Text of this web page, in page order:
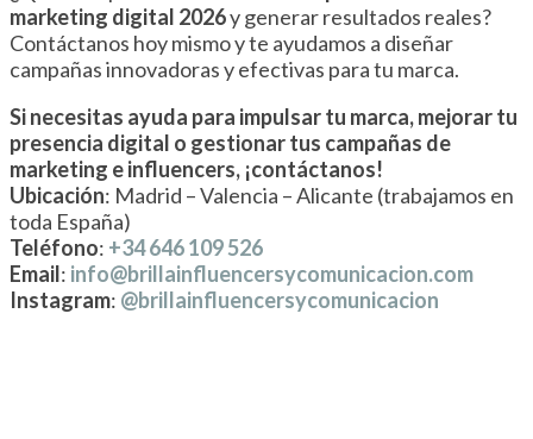
marketing digital 2026y generar resultados reales?
Contáctanos hoy mismo y te ayudamos a diseñar
campañas innovadoras y efectivas para tu marca.
Si necesitas ayuda para impulsar tu marca, mejorar tu
presencia digital o gestionar tus campañas de
marketing e influencers, ¡contáctanos!
Ubicación: Madrid – Valencia – Alicante (trabajamos en
toda España)
Teléfono: +34 646 109 526
Email: info@brillainfluencersycomunicacion.com
Instagram: @brillainfluencersycomunicacion